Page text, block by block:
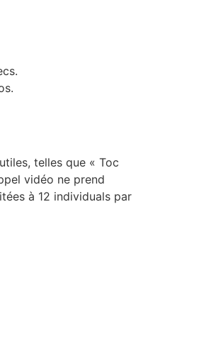
telles que « Toc
vidéo ne prend
à 12 individuals par